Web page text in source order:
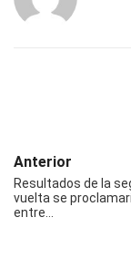
Anterior
Resultados de la
vuelta se
entre…